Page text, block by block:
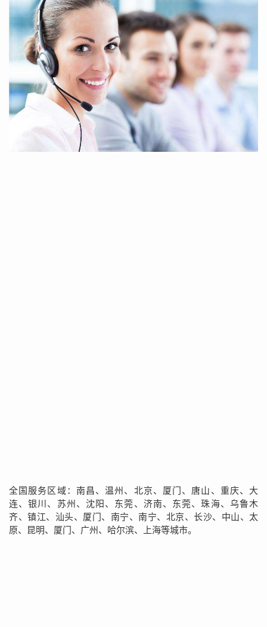
全国服务区域：南昌、温州、北京、厦门、唐山、重庆、大
连、银川、苏州、沈阳、东莞、济南、东莞、珠海、乌鲁木
齐、镇江、汕头、厦门、南宁、南宁、北京、长沙、中山、太
原、昆明、厦门、广州、哈尔滨、上海等城市。